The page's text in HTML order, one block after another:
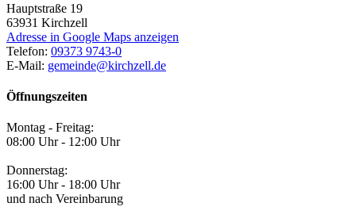
Hauptstraße 19
63931 Kirchzell
Adresse in Google Maps anzeigen
Telefon: 09373 9743-0
E-Mail: gemeinde@kirchzell.de
Öffnungszeiten
Montag - Freitag:
08:00 Uhr - 12:00 Uhr
Donnerstag:
16:00 Uhr - 18:00 Uhr
und nach Vereinbarung